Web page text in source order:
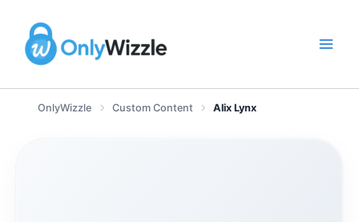
springen
OnlyWizzle Custom Content Alix Lynx